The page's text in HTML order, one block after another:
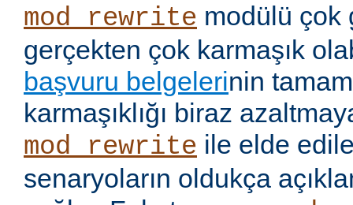
mod_rewrite modülü çok
gerçekten çok karmaşık
başvuru belgelerinin
karmaşıklığı biraz
mod_rewrite ile elde
senaryoların oldukça